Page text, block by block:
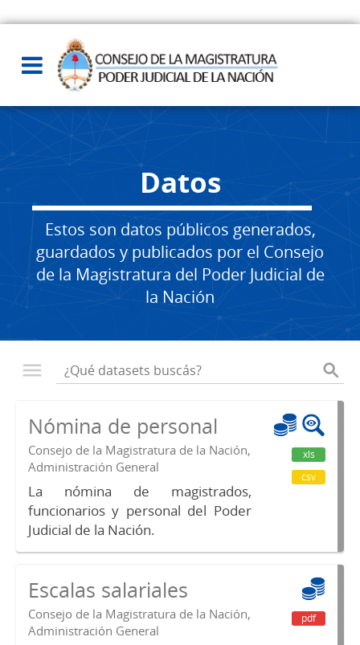
Datos
Estos son datos públicos generados,
guardados y publicados por el Consejo
de la Magistratura del Poder Judicial de
la Nación
Nómina de personal
Consejo de la Magistratura de la Nación,
Administración General
La nómina de magistrados,
funcionarios y personal del Poder
Judicial de la Nación.
xls
csv
Escalas salariales
Consejo de la Magistratura de la Nación,
Administración General
pdf